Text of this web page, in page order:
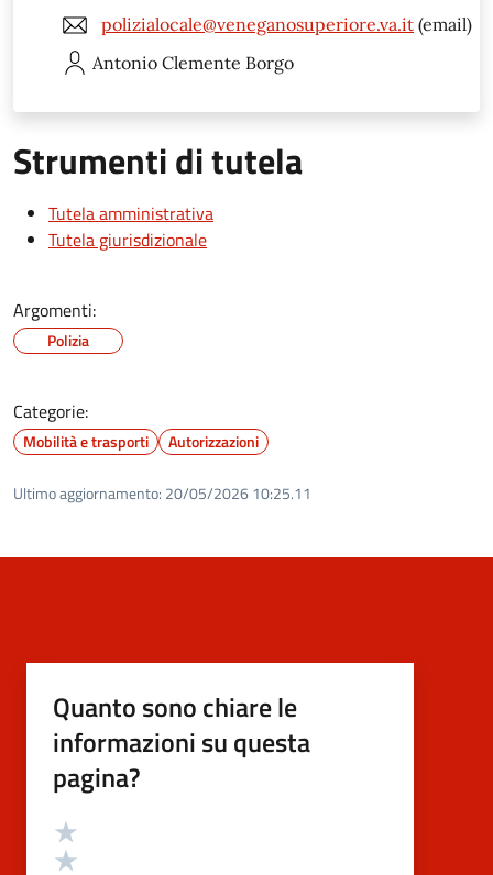
polizialocale@veneganosuperiore.va.it (email)
Antonio Clemente Borgo
Strumenti di tutela
Tutela amministrativa
Tutela giurisdizionale
Argomenti:
Polizia
Categorie:
Mobilità e trasporti Autorizzazioni
Ultimo aggiornamento: 20/05/2026 10:25.11
Quanto sono chiare le
informazioni su questa
pagina?
Valutazione